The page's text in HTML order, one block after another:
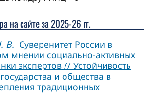
на сайте за 2025-26 гг.
В. Суверенитет России в
мнении социально-активных
экспертов // Устойчивость
и общества в
традиционных